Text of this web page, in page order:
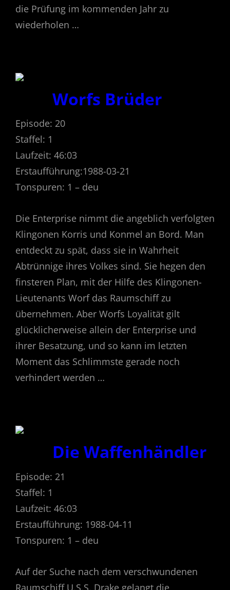
die Prüfung im kommenden Jahr zu
wiederholen …
Worfs Brüder
Episode: 20
Staffel: 1
Laufzeit: 46:03
Erstaufführung:1988-03-21
Tonspuren: 1 – deu
Die Enterprise nimmt die angeblich verfolgten
Klingonen Korris und Konmel an Bord. Man
entdeckt zu spät, dass sie in Wahrheit
Abtrünnige ihres Volkes sind. Sie hegen den
finsteren Plan, mit der Hilfe des Klingonen-
Lieutenants Worf das Raumschiff zu
übernehmen. Aber Worfs Loyalität gilt
glücklicherweise allein der Enterprise und
ihrer Besatzung, und so kann im letzten
Moment das Schlimmste gerade noch
verhindert werden …
Die Waffenhändler
Episode: 21
Staffel: 1
Laufzeit: 46:03
Erstaufführung: 1988-04-11
Tonspuren: 1 – deu
Auf der Suche nach dem verschwundenen
Raumschiff U.S.S. Drake gelangt die